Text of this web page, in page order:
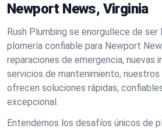
Newport News, Virginia
Rush Plumbing se enorgullece de ser
plomería confiable para Newport
reparaciones de emergencia, nuevas
servicios de mantenimiento,
ofrecen soluciones rápidas,
excepcional.
Entendemos los desafíos únicos de